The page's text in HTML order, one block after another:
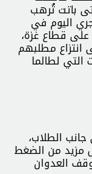
باتت تُرهب
اليوم في
على قطاع غزة،
مطلبهم
لطالما
الطلاب،
مزيد من الضغط
العدوان